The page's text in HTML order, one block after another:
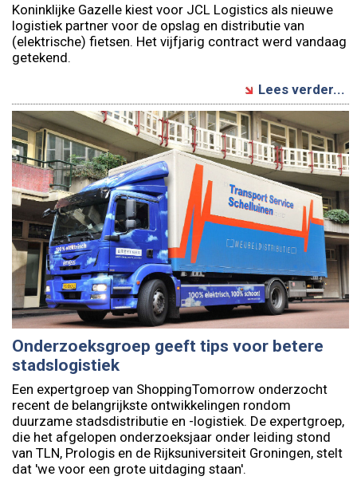
Koninklijke Gazelle kiest voor JCL Logistics als nieuwe
logistiek partner voor de opslag en distributie van
(elektrische) fietsen. Het vijfjarig contract werd vandaag
getekend.
Lees verder...
Onderzoeksgroep geeft tips voor betere
stadslogistiek
Een expertgroep van ShoppingTomorrow onderzocht
recent de belangrijkste ontwikkelingen rondom
duurzame stadsdistributie en -logistiek. De expertgroep,
die het afgelopen onderzoeksjaar onder leiding stond
van TLN, Prologis en de Rijksuniversiteit Groningen, stelt
dat 'we voor een grote uitdaging staan'.